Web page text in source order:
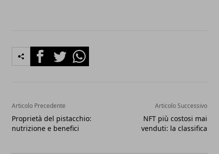
FacebookTwitterWhatsapp
Articolo Precedente
Proprietà del pistacchio:
nutrizione e benefici
Articolo Successivo
NFT più costosi mai
venduti: la classifica